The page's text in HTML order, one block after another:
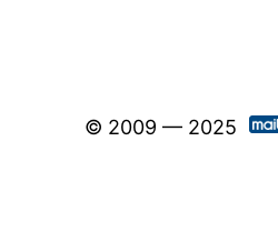
© 2009 — 2025